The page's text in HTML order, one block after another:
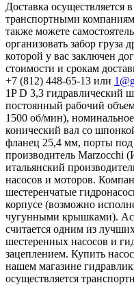
Доставка осуществляется
транспортными
также можете
организовать забор груза
которой у вас заключен
стоимости и срокам
+7 (812) 448-65-13 или
1P D 3,3 гидравлический
постоянный рабочий
1500 об/мин),
конический вал со
фланец 25,4 мм, порты
производитель Marzocchi
итальянский
насосов и моторов.
шестеренчатые
корпусе (возможно
чугунными крышками).
считается одним из
шестеренных насосов и
зацеплением. Купить
нашем магазине
осуществляется